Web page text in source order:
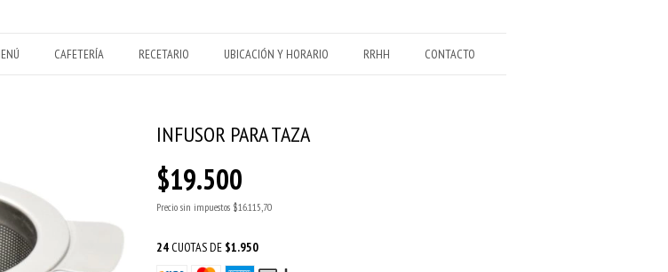
CAFETERÍA RECETARIO UBICACIÓN Y HORARIO RRHH CONTACTO
INFUSOR PARA TAZA
$19.500
Precio sin impuestos $16.115,70
24 CUOTAS DE $1.950